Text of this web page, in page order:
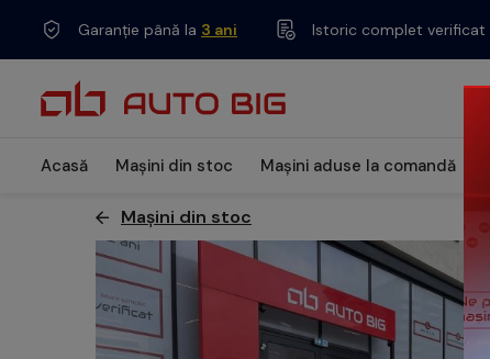
Garanție până la 3 ani Istoric complet verificat
Acasă Mașini din stoc Mașini aduse la comandă
Mașini din stoc